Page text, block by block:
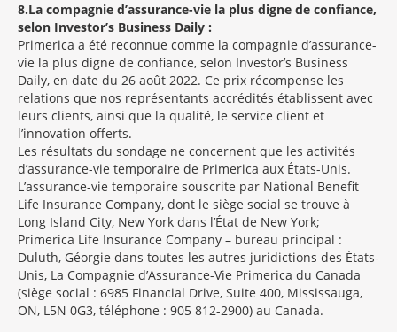
8 La compagnie d’assurance-vie la plus digne de confiance,
selon Investor’s Business Daily :
Primerica a été reconnue comme la compagnie d’assurance-
vie la plus digne de confiance, selon Investor’s Business
Daily, en date du 26 août 2022. Ce prix récompense les
relations que nos représentants accrédités établissent avec
leurs clients, ainsi que la qualité, le service client et
l’innovation offerts.
Les résultats du sondage ne concernent que les activités
d’assurance-vie temporaire de Primerica aux États-Unis.
L’assurance-vie temporaire souscrite par National Benefit
Life Insurance Company, dont le siège social se trouve à
Long Island City, New York dans l’État de New York;
Primerica Life Insurance Company – bureau principal :
Duluth, Géorgie dans toutes les autres juridictions des États-
Unis, La Compagnie d’Assurance-Vie Primerica du Canada
(siège social : 6985 Financial Drive, Suite 400, Mississauga,
ON, L5N 0G3, téléphone : 905 812-2900) au Canada.